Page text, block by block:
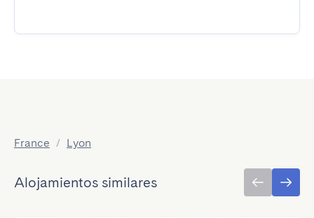
France / Lyon
Alojamientos similares